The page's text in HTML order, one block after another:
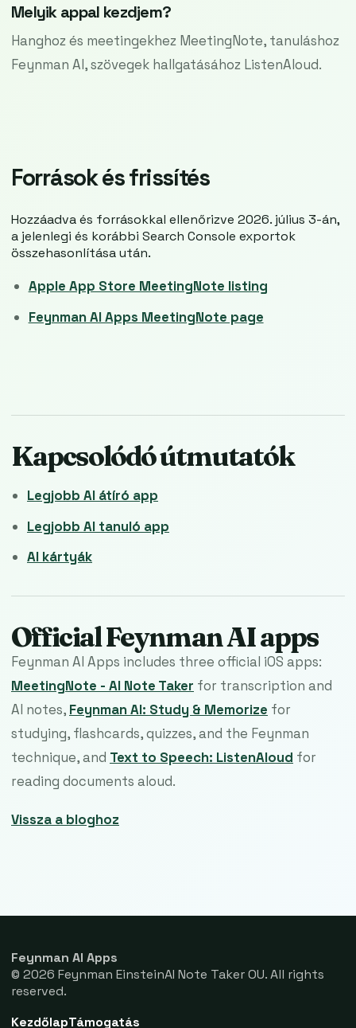
Melyik appal kezdjem?
Hanghoz és meetingekhez MeetingNote, tanuláshoz
Feynman AI, szövegek hallgatásához ListenAloud.
Források és frissítés
Hozzáadva és forrásokkal ellenőrizve 2026. július 3-án,
a jelenlegi és korábbi Search Console exportok
összehasonlítása után.
Apple App Store MeetingNote listing
Feynman AI Apps MeetingNote page
Kapcsolódó útmutatók
Legjobb AI átíró app
Legjobb AI tanuló app
AI kártyák
Official Feynman AI apps
Feynman AI Apps includes three official iOS apps:
MeetingNote - AI Note Taker for transcription and
AI notes, Feynman AI: Study & Memorize for
studying, flashcards, quizzes, and the Feynman
technique, and Text to Speech: ListenAloud for
reading documents aloud.
Vissza a bloghoz
Feynman AI Apps
© 2026 Feynman EinsteinAI Note Taker OU. All rights
reserved.
KezdőlapTámogatás